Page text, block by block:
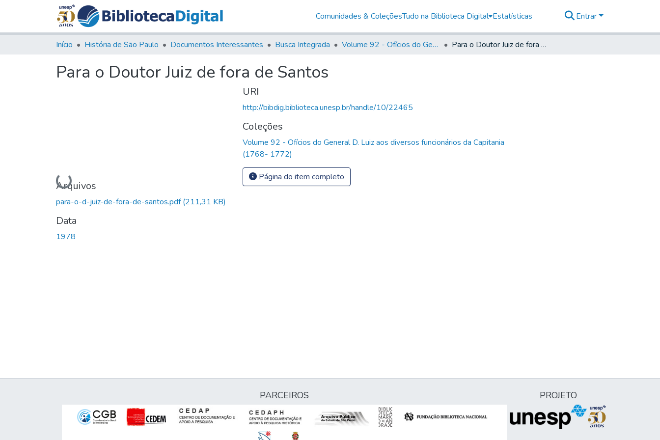
Comunidades & ColeçõesTudo na Biblioteca Digital Estatísticas Entrar
Início História de São Paulo Documentos Interessantes Busca Integrada Volume 92 - Ofícios do General D. Luiz aos diversos funcionários da Capitania (1768- 1772) Para o Doutor Juiz de fora de Santos
Para o Doutor Juiz de fora de Santos
Carregando...
Arquivos
para-o-d-juiz-de-fora-de-santos.pdf(211,31 KB)
Data
1978
URI
http://bibdig.biblioteca.unesp.br/handle/10/22465
Coleções
Volume 92 - Ofícios do General D. Luiz aos diversos funcionários da Capitania
(1768- 1772)
Página do item completo
PARCEIROS PROJETO